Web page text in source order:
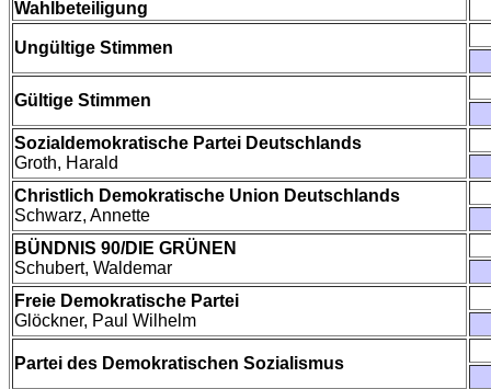
Wahlbeteiligung
Ungültige Stimmen
Gültige Stimmen
Sozialdemokratische Partei Deutschlands
Groth, Harald
Christlich Demokratische Union Deutschlands
Schwarz, Annette
BÜNDNIS 90/DIE GRÜNEN
Schubert, Waldemar
Freie Demokratische Partei
Glöckner, Paul Wilhelm
Partei des Demokratischen Sozialismus